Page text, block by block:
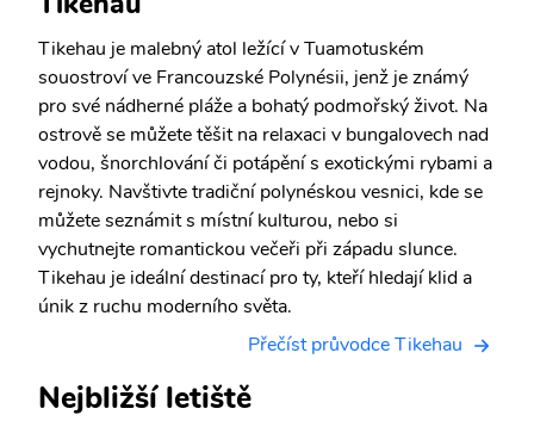
Tikehau je malebný atol ležící v Tuamotuském
souostroví ve Francouzské Polynésii, jenž je známý
pro své nádherné pláže a bohatý podmořský život. Na
ostrově se můžete těšit na relaxaci v bungalovech nad
vodou, šnorchlování či potápění s exotickými rybami a
rejnoky. Navštivte tradiční polynéskou vesnici, kde se
můžete seznámit s místní kulturou, nebo si
vychutnejte romantickou večeři při západu slunce.
Tikehau je ideální destinací pro ty, kteří hledají klid a
únik z ruchu moderního světa.
Přečíst průvodce Tikehau
Nejbližší letiště